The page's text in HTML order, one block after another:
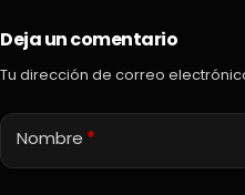
Deja un comentario
Tu dirección de correo
Nombre *